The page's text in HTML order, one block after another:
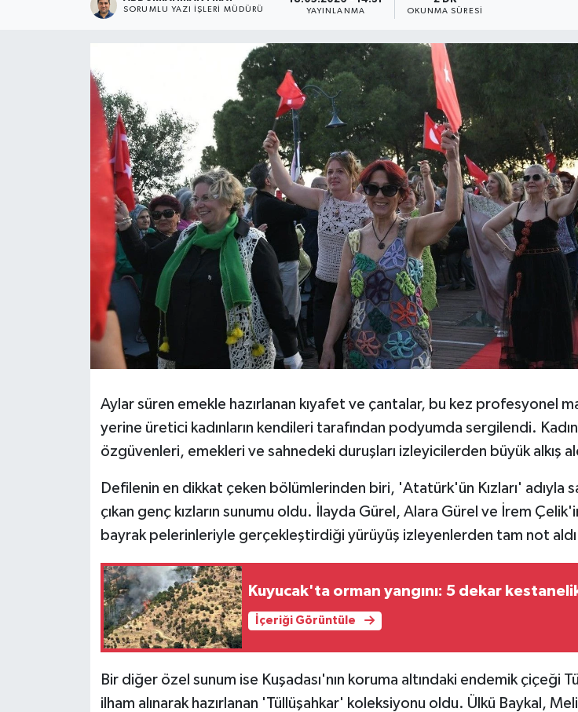
SORUMLU YAZI İŞLERI MÜDÜRÜ YAYINLANMA OKUNMA SÜRESI
Aylar süren emekle hazırlanan kıyafet ve çantalar, bu kez profesyonel
yerine üretici kadınların kendileri tarafından podyumda sergilendi.
özgüvenleri, emekleri ve sahnedeki duruşları izleyicilerden büyük alkış
Defilenin en dikkat çeken bölümlerinden biri, 'Atatürk'ün Kızları' adıyla
çıkan genç kızların sunumu oldu. İlayda Gürel, Alara Gürel ve İrem
bayrak pelerinleriyle gerçekleştirdiği yürüyüş izleyenlerden tam not
Kuyucak'ta orman yangını: 5 dekar
İçeriği Görüntüle
Bir diğer özel sunum ise Kuşadası'nın koruma altındaki endemik çiçeği
ilham alınarak hazırlanan 'Tüllüşahkar' koleksiyonu oldu. Ülkü Baykal,